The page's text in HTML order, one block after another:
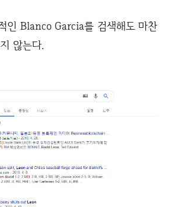
인 Blanco Garcia를 검색해도 마찬
않는다.